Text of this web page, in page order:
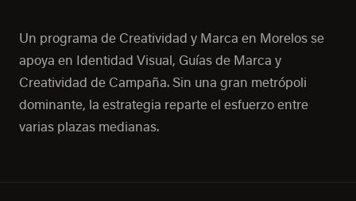
Un programa de Creatividad y Marca en Morelos se
apoya en Identidad Visual, Guías de Marca y
Creatividad de Campaña. Sin una gran metrópoli
dominante, la estrategia reparte el esfuerzo entre
varias plazas medianas.